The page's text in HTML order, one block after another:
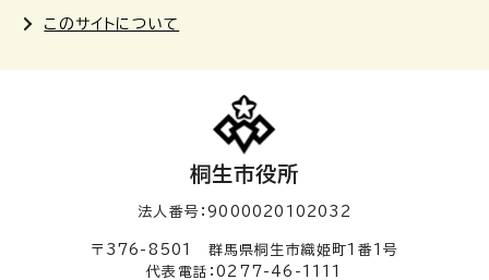
このサイトについて
桐生市役所
法人番号：9000020102032
〒376-8501 群馬県桐生市織姫町1番1号
代表電話：0277-46-1111